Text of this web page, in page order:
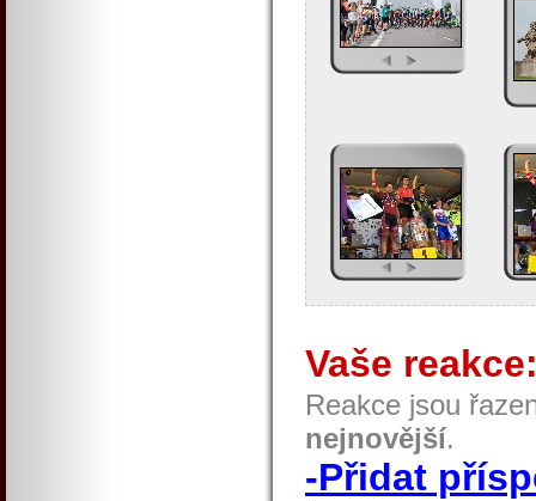
Vaše
Reakce jsou
nejnovější.
-Přidat